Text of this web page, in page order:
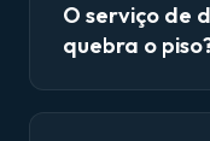
O serviço de
quebra o